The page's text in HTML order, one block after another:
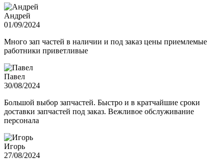
Андрей
01/09/2024
Много зап частей в наличии и под заказ цены приемлемые
работники приветливые
Павел
30/08/2024
Большой выбор запчастей. Быстро и в кратчайшие сроки
доставки запчастей под заказ. Вежливое обслуживание
персонала
Игорь
27/08/2024